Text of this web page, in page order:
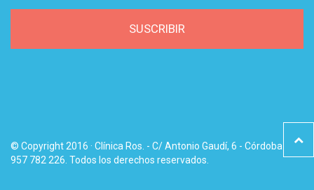
email
SUSCRIBIR
© Copyright 2016 · Clínica Ros. - C/ Antonio Gaudí, 6 - Córdoba -
957 782 226. Todos los derechos reservados.